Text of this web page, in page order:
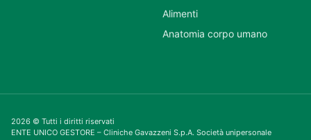
Alimenti
Anatomia corpo umano
2026 © Tutti i diritti riservati
ENTE UNICO GESTORE – Cliniche Gavazzeni S.p.A. Società unipersonale